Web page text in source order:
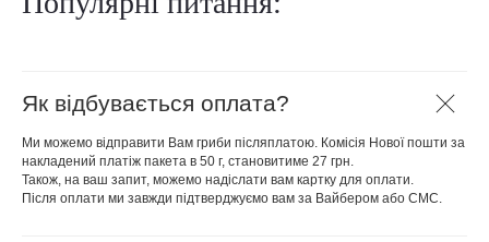
Як відбувається оплата?
Ми можемо відправити Вам гриби післяплатою. Комісія Нової пошти за
накладений платіж пакета в 50 г, становитиме 27 грн.
Також, на ваш запит, можемо надіслати вам картку для оплати.
Після оплати ми завжди підтверджуємо вам за Вайбером або СМС.